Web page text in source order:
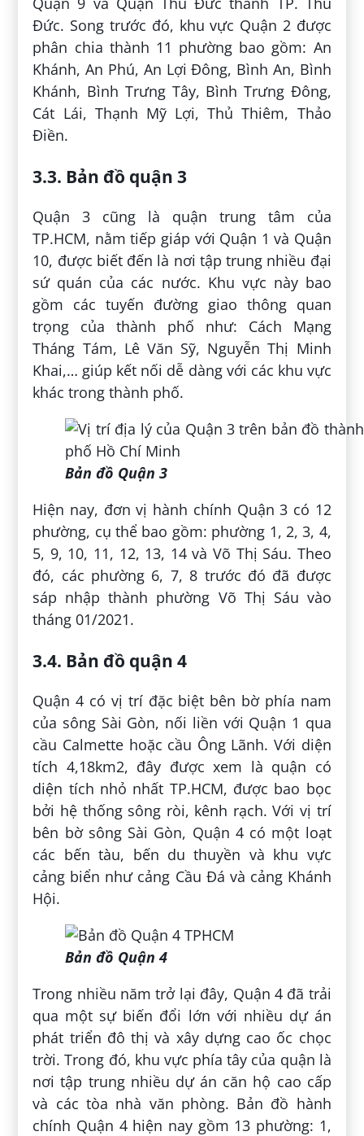
Đức. Song trước đó, khu vực Quận 2 được
phân chia thành 11 phường bao gồm: An
Khánh, An Phú, An Lợi Đông, Bình An, Bình
Khánh, Bình Trưng Tây, Bình Trưng Đông,
Cát Lái, Thạnh Mỹ Lợi, Thủ Thiêm, Thảo
Điền.
3.3. Bản đồ quận 3
Quận 3 cũng là quận trung tâm của
TP.HCM, nằm tiếp giáp với Quận 1 và Quận
10, được biết đến là nơi tập trung nhiều đại
sứ quán của các nước. Khu vực này bao
gồm các tuyến đường giao thông quan
trọng của thành phố như: Cách Mạng
Tháng Tám, Lê Văn Sỹ, Nguyễn Thị Minh
Khai,… giúp kết nối dễ dàng với các khu vực
khác trong thành phố.
Bản đồ Quận 3
Hiện nay, đơn vị hành chính Quận 3 có 12
phường, cụ thể bao gồm: phường 1, 2, 3, 4,
5, 9, 10, 11, 12, 13, 14 và Võ Thị Sáu. Theo
đó, các phường 6, 7, 8 trước đó đã được
sáp nhập thành phường Võ Thị Sáu vào
tháng 01/2021.
3.4. Bản đồ quận 4
Quận 4 có vị trí đặc biệt bên bờ phía nam
của sông Sài Gòn, nối liền với Quận 1 qua
cầu Calmette hoặc cầu Ông Lãnh. Với diện
tích 4,18km2, đây được xem là quận có
diện tích nhỏ nhất TP.HCM, được bao bọc
bởi hệ thống sông ròi, kênh rạch. Với vị trí
bên bờ sông Sài Gòn, Quận 4 có một loạt
các bến tàu, bến du thuyền và khu vực
cảng biển như cảng Cầu Đá và cảng Khánh
Hội.
Bản đồ Quận 4
Trong nhiều năm trở lại đây, Quận 4 đã trải
qua một sự biến đổi lớn với nhiều dự án
phát triển đô thị và xây dựng cao ốc chọc
trời. Trong đó, khu vực phía tây của quận là
nơi tập trung nhiều dự án căn hộ cao cấp
và các tòa nhà văn phòng. Bản đồ hành
chính Quận 4 hiện nay gồm 13 phường: 1,